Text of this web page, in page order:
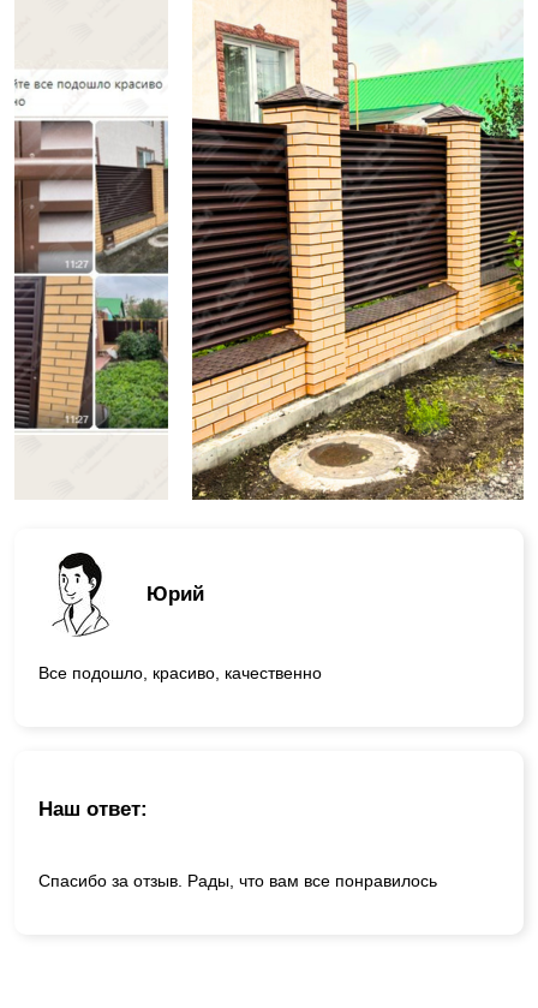
Юрий
Все подошло, красиво, качественно
Наш ответ:
Спасибо за отзыв. Рады, что вам все понравилось